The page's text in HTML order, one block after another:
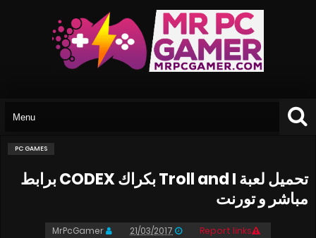
PC GAMES
تحميل لعبة Troll and I بكراك CODEX برابط
مباشر و تورنت
MrPcGamer 21/03/2017 Report links